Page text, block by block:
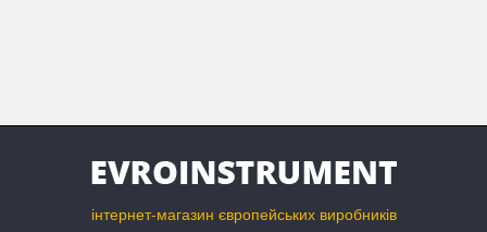
інтернет-магазин європейських виробників